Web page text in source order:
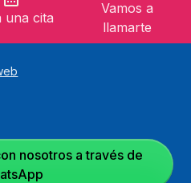
una cita
Vamos a
llamarte
nosotros a través de